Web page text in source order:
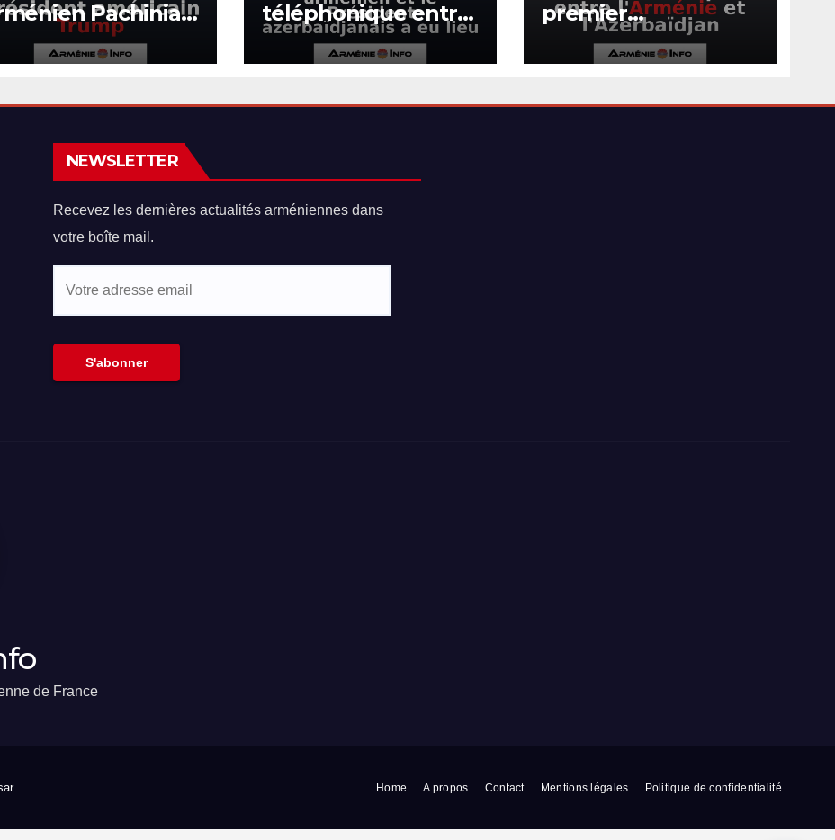
Pachinian
avec le
américain
téléphonique entre
le Premier ministre
arménien et le
azerbaïdjanais a eu
premier
anniversaire de
l’accord de paix
l’Azerbaïdjan
NEWSLETTER
Recevez les dernières actualités arméniennes dans
votre boîte mail.
S'abonner
de France
. Home A propos Contact Mentions légales Politique de confidentialité